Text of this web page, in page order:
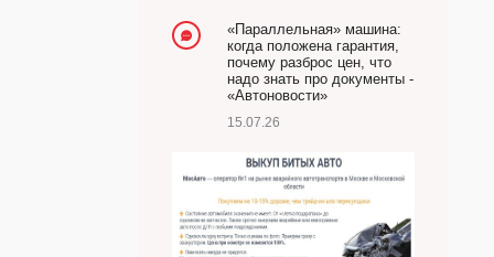
«Параллельная» машина:
когда положена гарантия,
почему разброс цен, что
надо знать про документы -
«Автоновости»
15.07.26